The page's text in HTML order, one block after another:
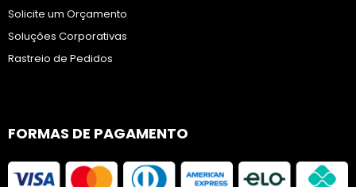
Solicite um Orçamento
Soluções Corporativas
Rastreio de Pedidos
FORMAS DE PAGAMENTO